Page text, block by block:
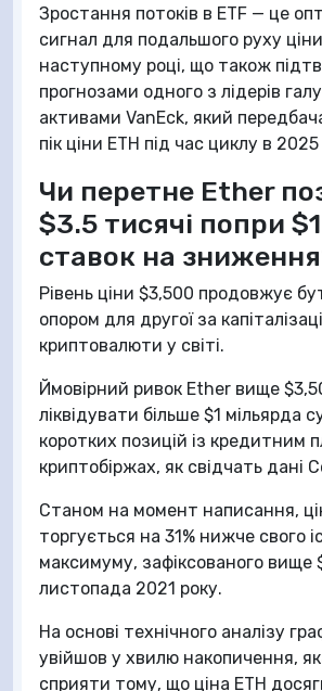
Зростання потоків в ETF — це
сигнал для подальшого руху
наступному році, що також
прогнозами одного з лідерів
активами VanEck, який
пік ціни ETH під час циклу в 2025
Чи перетне Ether
$3.5 тисячі попри
ставок на
Рівень ціни $3,500 продовжує
опором для другої за
криптовалюти у світі.
Ймовірний ривок Ether вище
ліквідувати більше $1 мільярда
коротких позицій із кредитним
криптобіржах, як свідчать дані
Станом на момент написання,
торгується на 31% нижче свого
максимуму, зафіксованого вище
листопада 2021 року.
На основі технічного аналізу
увійшов у хвилю накопичення,
сприяти тому, що ціна ETH